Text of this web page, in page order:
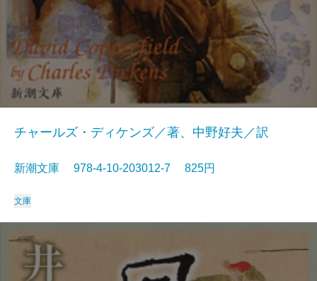
チャールズ・ディケンズ／著、中野好夫／訳
新潮文庫 978-4-10-203012-7 825円
文庫